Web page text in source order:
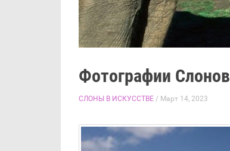
Фотографии Слонов
СЛОНЫ В ИСКУССТВЕ / Март 14, 2023